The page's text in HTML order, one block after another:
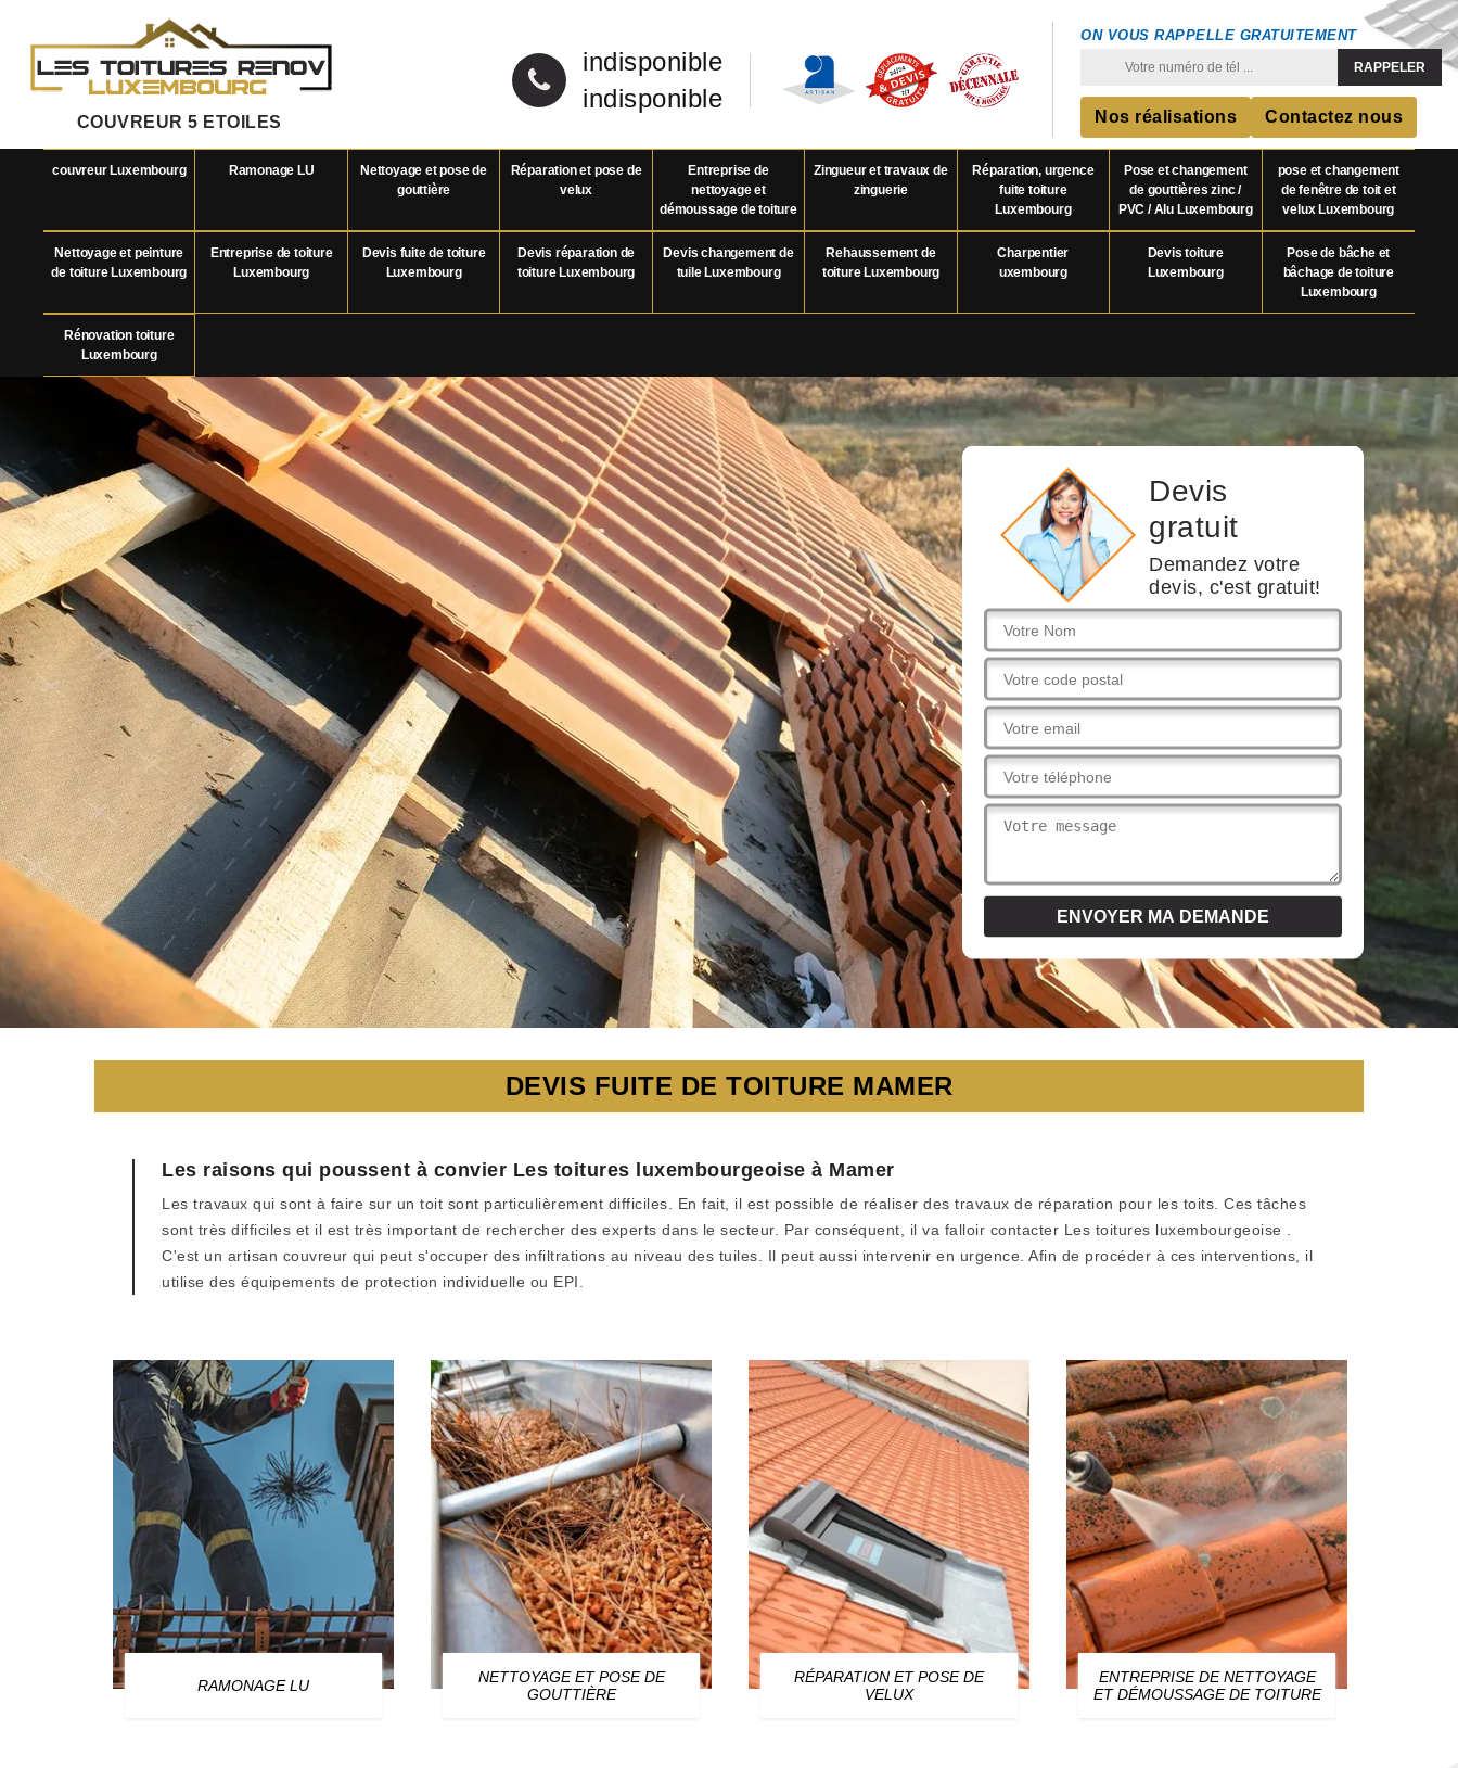
COUVREUR 5 ETOILES
indisponible
indisponible
ON VOUS RAPPELLE GRATUITEMENT
Nos réalisations Contactez nous
couvreur Luxembourg Ramonage LU
Nettoyage et pose de
gouttière
Réparation et pose de
velux
Entreprise de
nettoyage et
démoussage de toiture
Zingueur et travaux de
zinguerie
Réparation, urgence
fuite toiture
Luxembourg
Pose et changement
de gouttières zinc /
PVC / Alu Luxembourg
pose et changement
de fenêtre de toit et
velux Luxembourg
Nettoyage et peinture
de toiture Luxembourg
Entreprise de toiture
Luxembourg
Devis fuite de toiture
Luxembourg
Devis réparation de
toiture Luxembourg
Devis changement de
tuile Luxembourg
Rehaussement de
toiture Luxembourg
Charpentier
uxembourg
Devis toiture
Luxembourg
Pose de bâche et
bâchage de toiture
Luxembourg
Rénovation toiture
Luxembourg
Devis
gratuit
Demandez votre
devis, c'est gratuit!
DEVIS FUITE DE TOITURE MAMER
Les raisons qui poussent à convier Les toitures luxembourgeoise à Mamer
Les travaux qui sont à faire sur un toit sont particulièrement difficiles. En fait, il est possible de réaliser des travaux de réparation pour les toits. Ces tâches
sont très difficiles et il est très important de rechercher des experts dans le secteur. Par conséquent, il va falloir contacter Les toitures luxembourgeoise .
C'est un artisan couvreur qui peut s'occuper des infiltrations au niveau des tuiles. Il peut aussi intervenir en urgence. Afin de procéder à ces interventions, il
utilise des équipements de protection individuelle ou EPI.
RAMONAGE LU
NETTOYAGE ET POSE DE
GOUTTIÈRE
RÉPARATION ET POSE DE
VELUX
ENTREPRISE DE NETTOYAGE
ET DÉMOUSSAGE DE TOITURE